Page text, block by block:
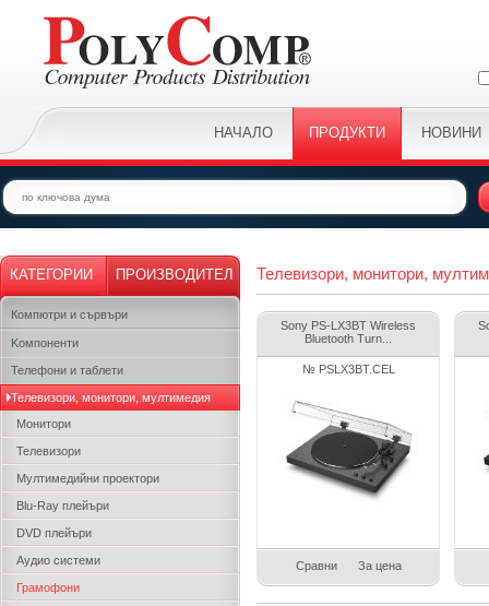
НАЧАЛО ПРОДУКТИ НОВИНИ
КАТЕГОРИИ ПРОИЗВОДИТЕЛ
Компютри и сървъри
Kомпоненти
Телефони и таблети
Телевизори, монитори, мултимедия
Монитори
Телевизори
Мултимедийни проектори
Blu-Ray плейъри
DVD плейъри
Аудио системи
Грамофони
Телевизори, монитори,
Sony PS-LX3BT Wireless
Bluetooth Turn...
№ PSLX3BT.CEL
Сравни За цена